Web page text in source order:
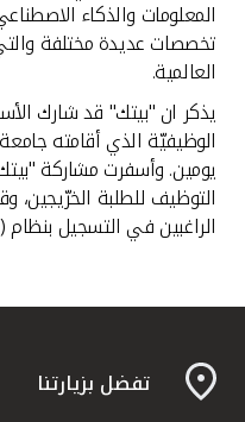
المعلومات والذكاء
تخصصات عديدة مختلفة
العالمية.
يذكر ان "بيتك" قد شارك
الوظيفيّة الذي أقامته
يومين. وأسفرت مشاركة
التوظيف للطلبة الخرّيجين،
الراغبين في التسجيل
تفضل بزيارتنا